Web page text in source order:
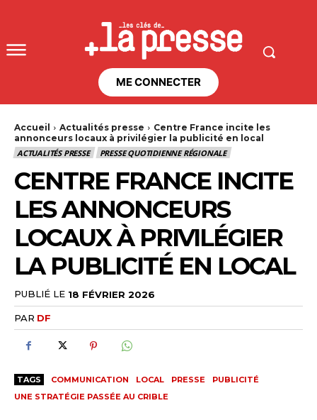
ME CONNECTER
Accueil Actualités presse
Centre France incite les
annonceurs locaux à privilégier la publicité en local
ACTUALITÉS PRESSE
PRESSE QUOTIDIENNE RÉGIONALE
CENTRE FRANCE INCITE
LES ANNONCEURS
LOCAUX À PRIVILÉGIER
LA PUBLICITÉ EN LOCAL
PUBLIÉ LE 18 FÉVRIER 2026
PAR DF
TAGS COMMUNICATION LOCAL PRESSE
PUBLICITÉ
UNE STRATÉGIE PASSÉE AU CRIBLE